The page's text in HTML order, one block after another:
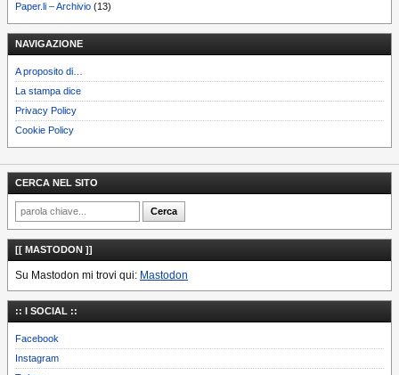
Paper.li – Archivio (13)
NAVIGAZIONE
A proposito di…
La stampa dice
Privacy Policy
Cookie Policy
CERCA NEL SITO
[[ MASTODON ]]
Su Mastodon mi trovi qui: Mastodon
:: I SOCIAL ::
Facebook
Instagram